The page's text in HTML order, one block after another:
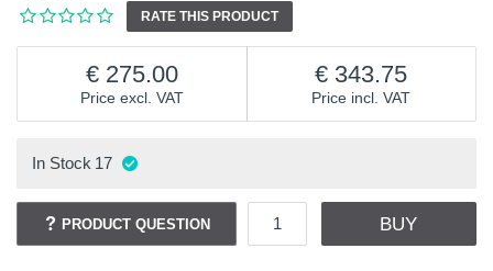
RATE THIS PRODUCT
Price excl. VAT
275.00
Price incl. VAT
343.75
In Stock 17
PRODUCT QUESTION BUY